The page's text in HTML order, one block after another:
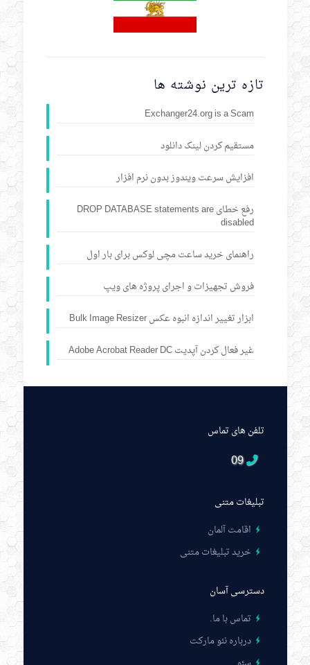
تازه ترین نوشته ها
Exchanger24.org is a Scam
مستقیم کردن لینک دانلود
افزایش سرعت ویندوز بدون نرم افزار
رفع خطای DROP DATABASE statements are
disabled
راهنمای خرید ساعت مچی لوکس برای بار اول
فروش تجهیزات و اجرای پروژه های ویپ
ابزار تغییر اندازه انبوه عکس Bulk Image Resizer
غیر فعال کردن آپدیت Adobe Acrobat Reader DC
تلفن های تماس
09
تبلیغات متنی
اقامت آلمان
خرید تبلیغات متنی
دسترسی آسان
تماس با ما.
درباره نئو مارکت